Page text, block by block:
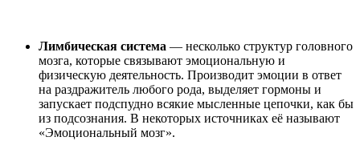
Лимбическая система — несколько структур головного
мозга, которые связывают эмоциональную и
физическую деятельность. Производит эмоции в ответ
на раздражитель любого рода, выделяет гормоны и
запускает подспудно всякие мысленные цепочки, как бы
из подсознания. В некоторых источниках её называют
«Эмоциональный мозг».